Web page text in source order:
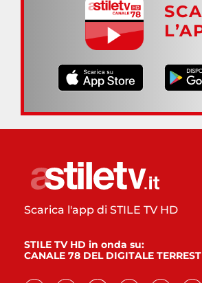
Scarica l'app di STILE TV HD
STILE TV HD in onda su:
CANALE 78 DEL DIGITALE